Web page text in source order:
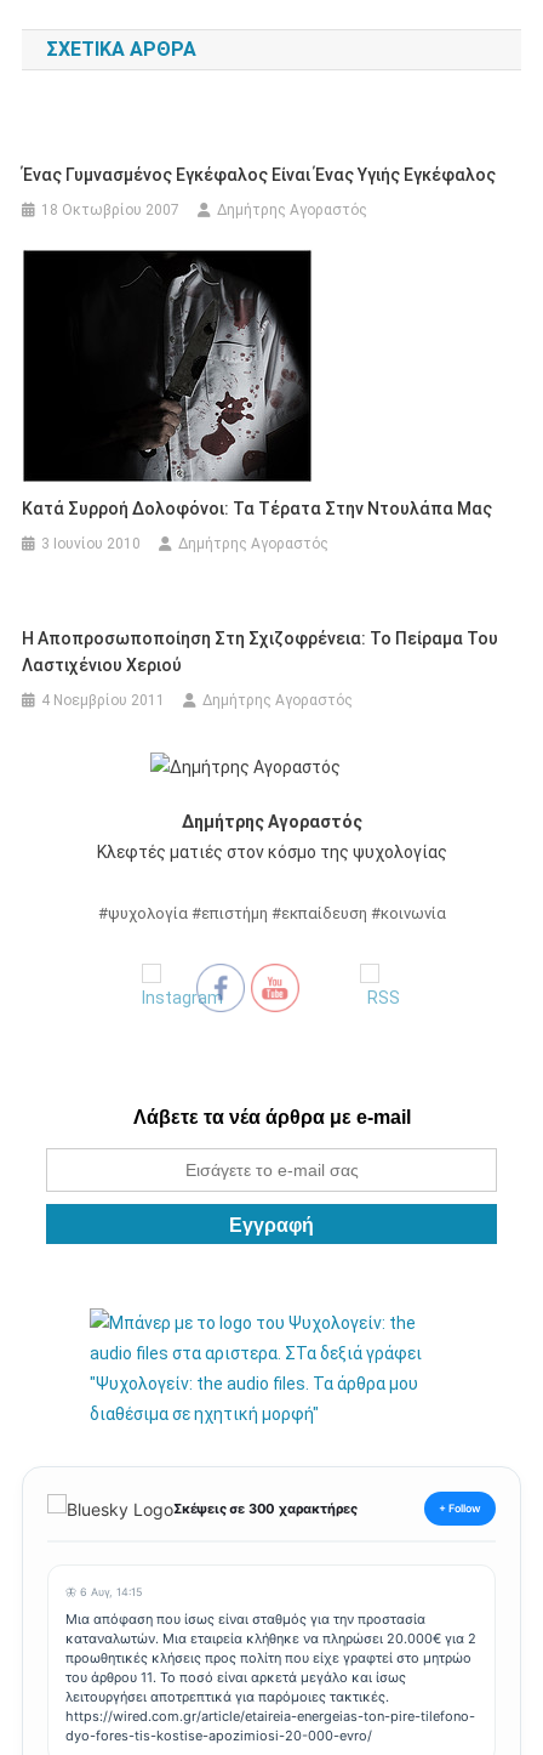
άρθρων
ΣΧΕΤΙΚΆ ΆΡΘΡΑ
Ένας Γυμνασμένος Εγκέφαλος Είναι Ένας Υγιής Εγκέφαλος
18 Οκτωβρίου 2007 Δημήτρης Αγοραστός
Κατά Συρροή Δολοφόνοι: Τα Τέρατα Στην Ντουλάπα Μας
3 Ιουνίου 2010 Δημήτρης Αγοραστός
Η Αποπροσωποποίηση Στη Σχιζοφρένεια: Το Πείραμα Του
Λαστιχένιου Χεριού
4 Νοεμβρίου 2011 Δημήτρης Αγοραστός
Δημήτρης Αγοραστός
Κλεφτές ματιές στον κόσμο της ψυχολογίας
#ψυχολογία #επιστήμη #εκπαίδευση #κοινωνία
Λάβετε τα νέα άρθρα με e-mail
Σκέψεις σε 300 χαρακτήρες + Follow
🦋 6 Αυγ, 14:15
Μια απόφαση που ίσως είναι σταθμός για την προστασία
καταναλωτών. Μια εταιρεία κλήθηκε να πληρώσει 20.000€ για 2
προωθητικές κλήσεις προς πολίτη που είχε γραφτεί στο μητρώο
του άρθρου 11. Το ποσό είναι αρκετά μεγάλο και ίσως
λειτουργήσει αποτρεπτικά για παρόμοιες τακτικές.
https://wired.com.gr/article/etaireia-energeias-ton-pire-tilefono-
dyo-fores-tis-kostise-apozimiosi-20-000-evro/